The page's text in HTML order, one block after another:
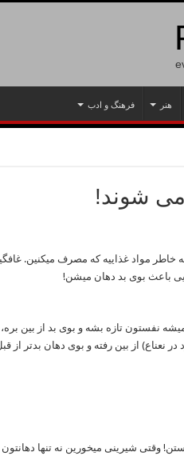
هنر فرهنگ و ادب
می شوند!
مواد غذاییه که مصرف میکنین.
باعث بوی بد دهان میشن!
نفستون تازه بشه و بوی بد از بین بره،
نعناع) از بین رفته و بوی دهان بدتر از
وقتی شیرینی میخورین نه تنها